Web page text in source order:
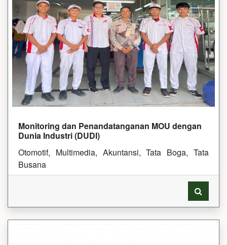
Monitoring dan Penandatanganan MOU dengan
Dunia Industri (DUDI)
Otomotif, Multimedia, Akuntansi, Tata Boga, Tata
Busana